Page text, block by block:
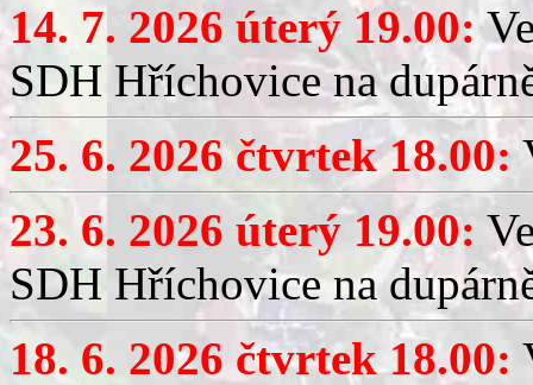
14. 7. 2026 úterý 19.00:
SDH Hříchovice na
25. 6. 2026 čtvrtek 18.00:
23. 6. 2026 úterý 19.00:
SDH Hříchovice na
18. 6. 2026 čtvrtek 18.00: